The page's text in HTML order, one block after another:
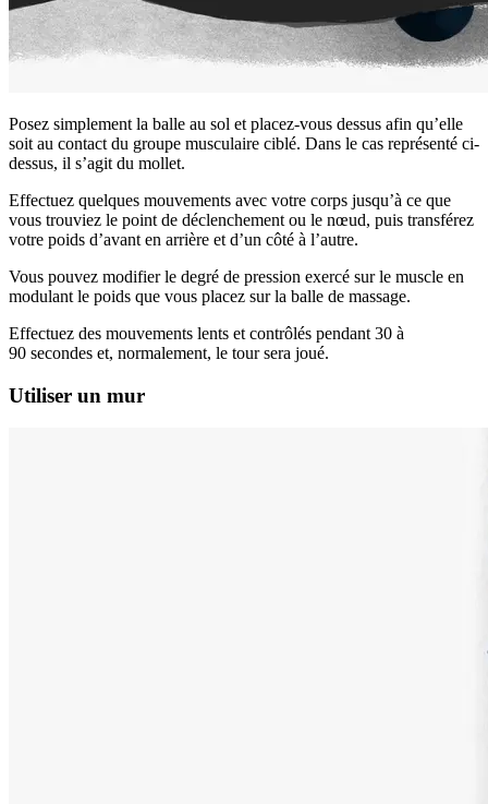
Posez simplement la balle au sol et placez-vous dessus afin qu’elle
soit au contact du groupe musculaire ciblé. Dans le cas représenté ci-
dessus, il s’agit du mollet.
Effectuez quelques mouvements avec votre corps jusqu’à ce que
vous trouviez le point de déclenchement ou le nœud, puis transférez
votre poids d’avant en arrière et d’un côté à l’autre.
Vous pouvez modifier le degré de pression exercé sur le muscle en
modulant le poids que vous placez sur la balle de massage.
Effectuez des mouvements lents et contrôlés pendant 30 à
90 secondes et, normalement, le tour sera joué.
Utiliser un mur